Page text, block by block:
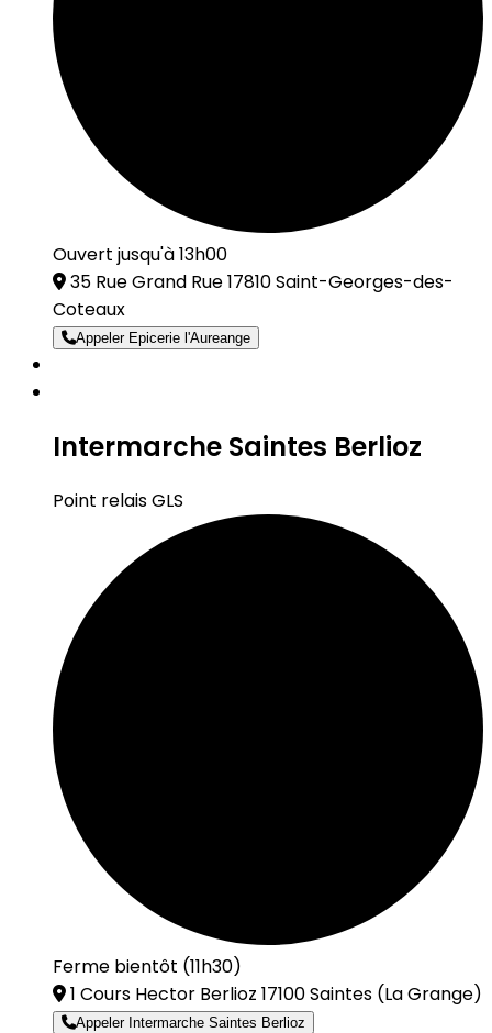
Ouvert jusqu'à 13h00
35 Rue Grand Rue 17810 Saint-Georges-des-
Coteaux
Appeler Epicerie l'Aureange
Intermarche Saintes Berlioz
Point relais GLS
Ferme bientôt (11h30)
1 Cours Hector Berlioz 17100 Saintes (La Grange)
Appeler Intermarche Saintes Berlioz